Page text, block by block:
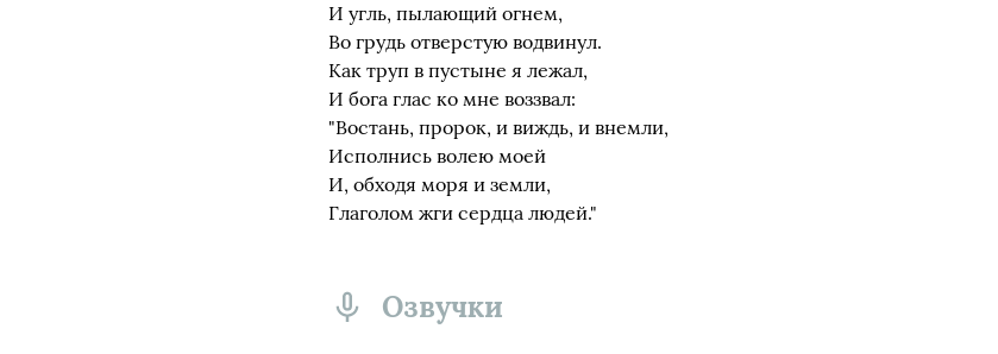
И угль, пылающий огнем,
Во грудь отверстую водвинул.
Как труп в пустыне я лежал,
И бога глас ко мне воззвал:
"Востань, пророк, и виждь, и внемли,
Исполнись волею моей
И, обходя моря и земли,
Глаголом жги сердца людей."
Озвучки